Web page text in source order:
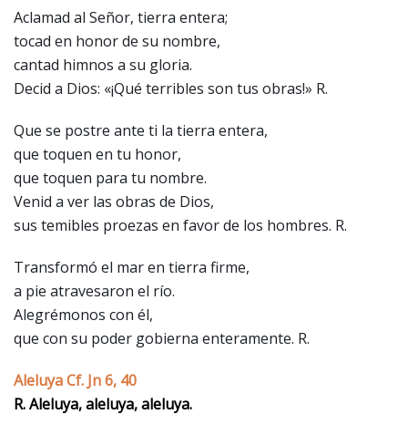
Aclamad al Señor, tierra entera;
tocad en honor de su nombre,
cantad himnos a su gloria.
Decid a Dios: «¡Qué terribles son tus obras!» R.
Que se postre ante ti la tierra entera,
que toquen en tu honor,
que toquen para tu nombre.
Venid a ver las obras de Dios,
sus temibles proezas en favor de los hombres. R.
Transformó el mar en tierra firme,
a pie atravesaron el río.
Alegrémonos con él,
que con su poder gobierna enteramente. R.
Aleluya Cf. Jn 6, 40
R. Aleluya, aleluya, aleluya.